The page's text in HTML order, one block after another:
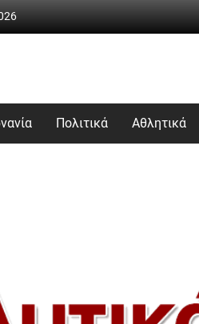
Πολιτικά Αθλητικά